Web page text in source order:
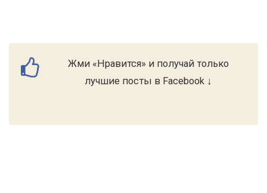
Жми «Нравится» и получай только
лучшие посты в Facebook ↓